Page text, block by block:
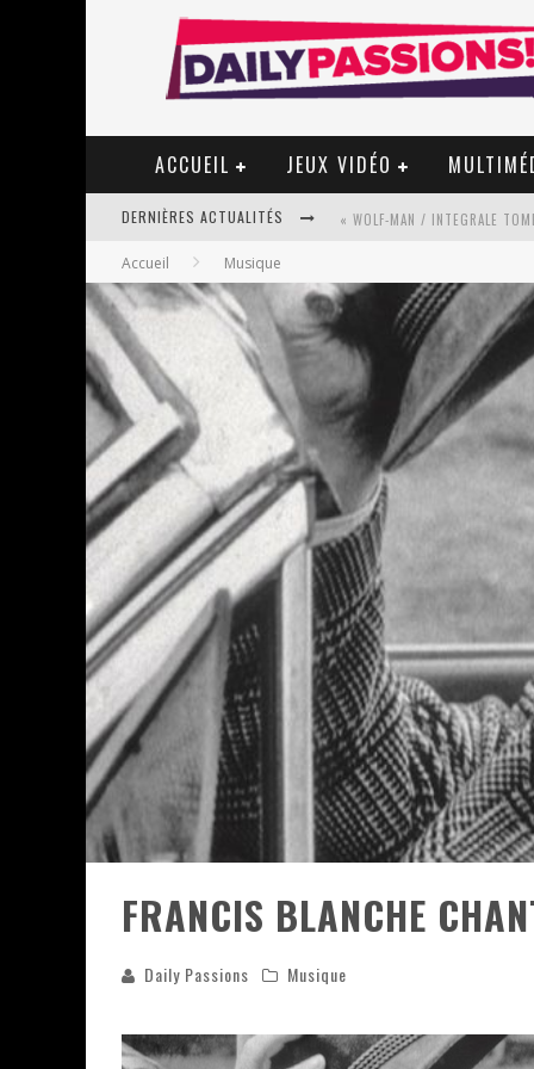
ACCUEIL JEUX VIDÉO
DERNIÈRES ACTUALITÉS « WOLF-MAN / INTEGRALE
« MON VILLAGE RÉVOLTÉ » -
STAR FOX
PSYRIVER 2026 : LA MAGIE
« MOFUSAND / PARLER
ASSASSIN'S CREED BLACK FLAG
« LE VENT DAND LES SAULES
« DAMN THEM ALL » - UN DUO
YOSHI AND THE MYSTERIOUS
Accueil Musique
FRANCIS BLANCHE
Daily Passions Musique